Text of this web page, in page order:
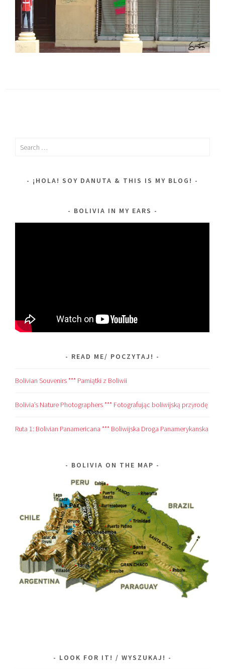
Search
¡HOLA! SOY DANUTA & THIS IS MY BLOG!
BOLIVIA IN MY EARS
READ ME/ POCZYTAJ!
Bolivian Souvenirs *** Pamiątki z Boliwii
Bolivia’s Nature Photographers *** Fotografując boliwijską przyrodę
Ruta 1: Bolivian Panamericana *** Boliwijska Droga Panamerykanska
BOLIVIA ON THE MAP
LOOK FOR IT! / WYSZUKAJ!